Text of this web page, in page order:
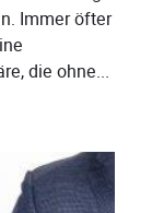
Immer öfter
die ohne...